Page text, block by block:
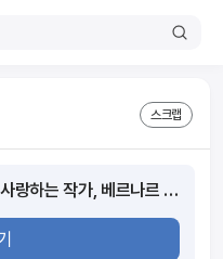
스크랩
그가 찾아왔습니다...🐜 한국인이 사랑하는 작가, 베르나르 베르베르가 말하는 독서의 이유 | 신간 『영혼의 왈츠』